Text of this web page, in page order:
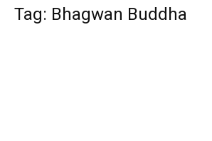
Tag: Bhagwan Buddha